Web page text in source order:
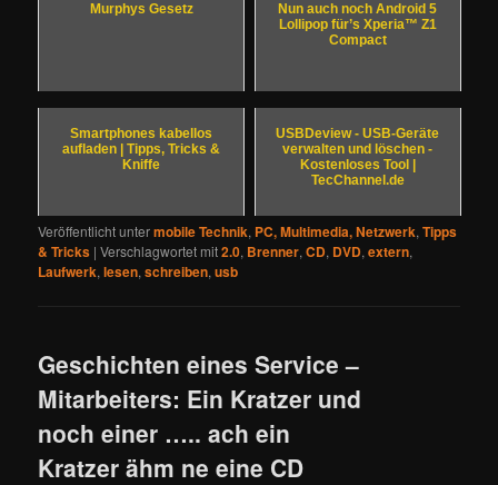
Murphys Gesetz
Nun auch noch Android 5
Lollipop für’s Xperia™ Z1
Compact
Smartphones kabellos
aufladen | Tipps, Tricks &
Kniffe
USBDeview - USB-Geräte
verwalten und löschen -
Kostenloses Tool |
TecChannel.de
Veröffentlicht untermobile Technik, PC, Multimedia, Netzwerk,Tipps
& Tricks |Verschlagwortet mit2.0, Brenner,CD, DVD,extern,
Laufwerk,lesen,schreiben,usb
Geschichten eines Service –
Mitarbeiters: Ein Kratzer und
noch einer ….. ach ein
Kratzer ähm ne eine CD